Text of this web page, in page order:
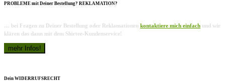
PROBLEME mit Deiner Bestellung? REKLAMATION?
… bei Fragen zu Deiner Bestellung oder Reklamationen kontaktiere mich einfach und wir
klären das dann mit dem Shirtee-Kundenservice!
Dein WIDERRUFSRECHT